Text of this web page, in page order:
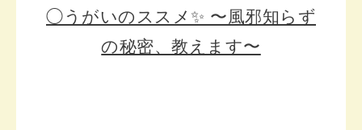
◯うがいのススメ✨ 〜風邪知らず
の秘密、教えます〜